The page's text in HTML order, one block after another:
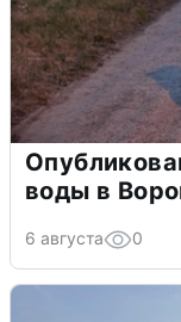
воды в
6 августа 0